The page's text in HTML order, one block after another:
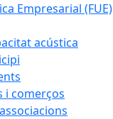
Empresarial (FUE)
acústica
i comerços